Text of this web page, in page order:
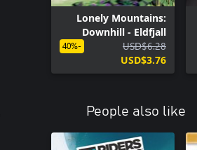
Lonely Mountains:
Downhill - Eldfjall
Island
USD$6.28
USD$3.76
-40%
People also like